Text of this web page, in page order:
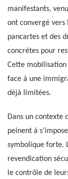
manifestants,
ont convergé vers
pancartes et des
concrètes pour
Cette
face à une
déjà limitées.
Dans un
peinent à
symbolique forte.
revendication
le contrôle de